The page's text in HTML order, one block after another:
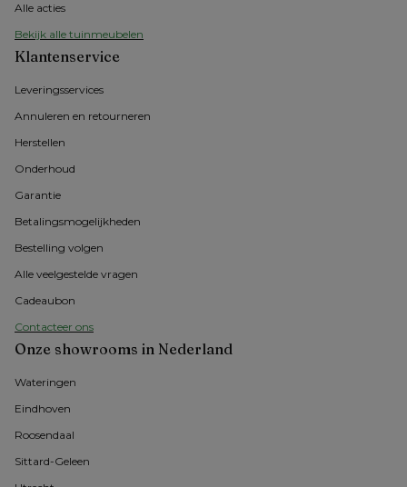
Alle acties
Bekijk alle tuinmeubelen
Klantenservice
Leveringsservices
Annuleren en retourneren
Herstellen
Onderhoud
Garantie
Betalingsmogelijkheden
Bestelling volgen
Alle veelgestelde vragen
Cadeaubon
Contacteer ons
Onze showrooms in Nederland
Wateringen
Eindhoven
Roosendaal
Sittard-Geleen